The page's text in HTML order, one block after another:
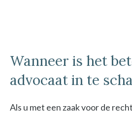
Wanneer is het
advocaat in te
Als u met een zaak voor de